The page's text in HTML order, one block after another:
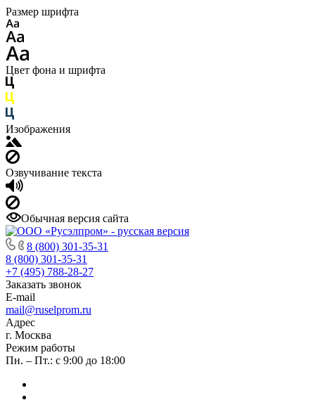
Размер шрифта
Цвет фона и шрифта
Изображения
Озвучивание текста
Обычная версия сайта
8 (800) 301-35-31
8 (800) 301-35-31
+7 (495) 788-28-27
Заказать звонок
E-mail
mail@ruselprom.ru
Адрес
г. Москва
Режим работы
Пн. – Пт.: с 9:00 до 18:00